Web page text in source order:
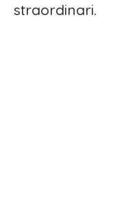
straordinari.